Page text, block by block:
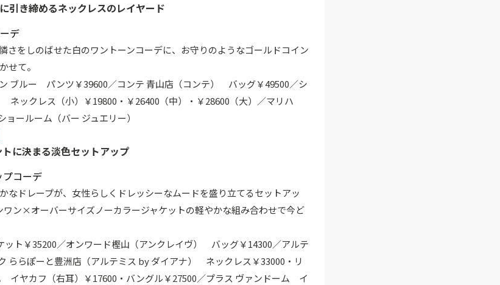
引き締めるネックレスのレイヤード
さをしのばせた白のワントーンコーデに、お守りのようなゴールドコイン
せて。
ブルー パンツ￥39600／コンテ 青山店（コンテ） バッグ￥49500／シ
ネックレス（小）￥19800・￥26400（中）・￥28600（大）／マリハ
ョールーム（バー ジュエリー）
に決まる淡色セットアップ
なドレープが、女性らしくドレッシーなムードを盛り立てるセットアッ
ワン×オーバーサイズノーカラージャケットの軽やかな組み合わせで今ど
ット￥35200／オンワード樫山（アンクレイヴ） バッグ￥14300／アルテ
ららぽーと豊洲店（アルテミス by ダイアナ） ネックレス￥33000・リ
イヤカフ（右耳）￥17600・バングル￥27500／プラス ヴァンドーム イ